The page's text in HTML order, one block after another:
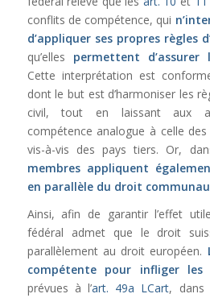
conflits de compétence, qui
d’appliquer ses propres règles
qu’elles permettent
Cette interprétation est
dont le but est d’harmoniser les
civil, tout en laissant aux
compétence analogue à celle
vis-à-vis des pays tiers. Or,
membres appliquent
en parallèle du droit
Ainsi, afin de garantir l’effet
fédéral admet que le droit
parallèlement au droit européen.
compétente
pour infliger les
prévues à l’art. 49a LCart, dans